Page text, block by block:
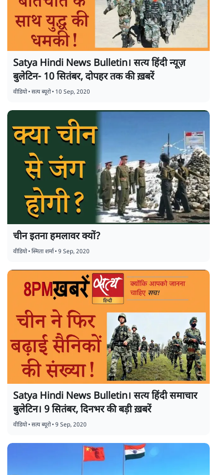
Satya Hindi News Bulletin। सत्य हिंदी न्यूज़
बुलेटिन- 10 सितंबर, दोपहर तक की ख़बरें
वीडियो•सत्य ब्यूरो• 10 Sep, 2020
चीन इतना हमलावर क्यों?
वीडियो•स्मिता शर्मा•9 Sep, 2020
Satya Hindi News Bulletin। सत्य हिंदी समाचार
बुलेटिन। 9 सितंबर, दिनभर की बड़ी ख़बरें
वीडियो•सत्य ब्यूरो•9 Sep, 2020